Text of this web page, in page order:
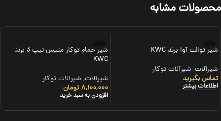
محصولات مشابه
شیر توالت آوا برند KWC
شیرآلات, شیرآلات توکار
تماس بگیرید
اطلاعات بیشتر
شیر حمام توکار متیس تیپ 3 برند
KWC
شیرآلات, شیرآلات توکار
۸,۱۰۰,۰۰۰ تومان
افزودن به سبد خرید